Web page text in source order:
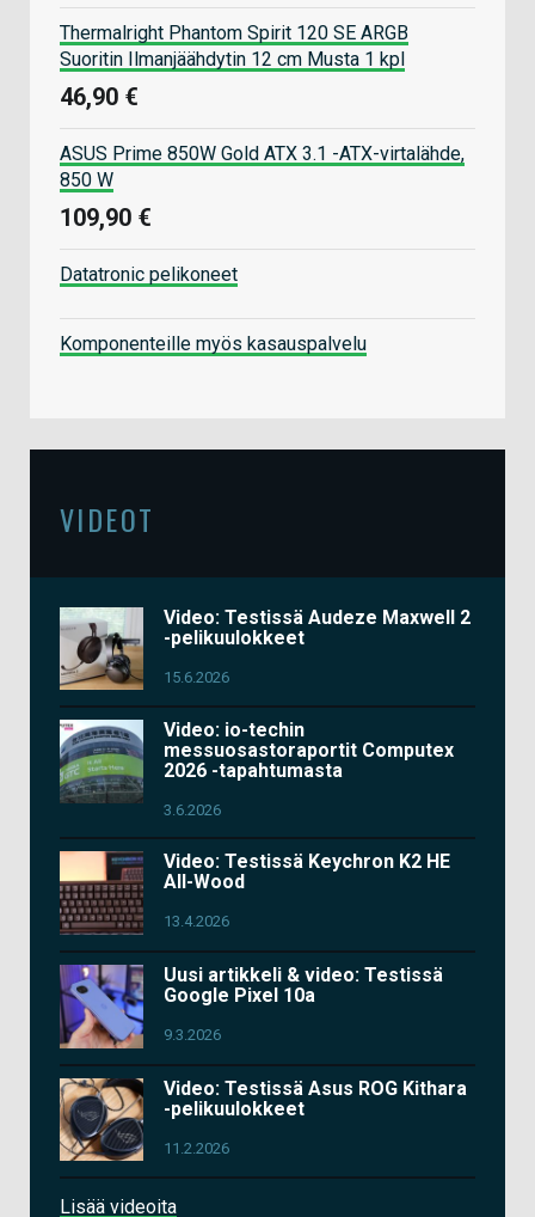
Thermalright Phantom Spirit 120 SE ARGB
Suoritin Ilmanjäähdytin 12 cm Musta 1 kpl
46,90 €
ASUS Prime 850W Gold ATX 3.1 -ATX-virtalähde,
850 W
109,90 €
Datatronic pelikoneet
Komponenteille myös kasauspalvelu
VIDEOT
Video: Testissä Audeze Maxwell 2
-pelikuulokkeet
15.6.2026
Video: io-techin
messuosastoraportit Computex
2026 -tapahtumasta
3.6.2026
Video: Testissä Keychron K2 HE
All-Wood
13.4.2026
Uusi artikkeli & video: Testissä
Google Pixel 10a
9.3.2026
Video: Testissä Asus ROG Kithara
-pelikuulokkeet
11.2.2026
Lisää videoita